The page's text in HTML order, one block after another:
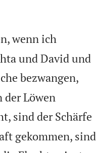
wenn ich
und David und
bezwangen,
Löwen
sind der Schärfe
gekommen, sind